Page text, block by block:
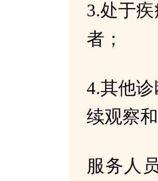
3.处于
者；
4.其他
续观察
服务人